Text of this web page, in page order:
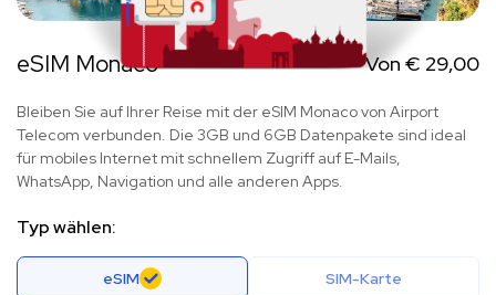
eSIM Monaco Von € 29,00
Bleiben Sie auf Ihrer Reise mit der eSIM Monaco von Airport
Telecom verbunden. Die 3GB und 6GB Datenpakete sind ideal
für mobiles Internet mit schnellem Zugriff auf E-Mails,
WhatsApp, Navigation und alle anderen Apps.
Typ wählen:
eSIM SIM-Karte